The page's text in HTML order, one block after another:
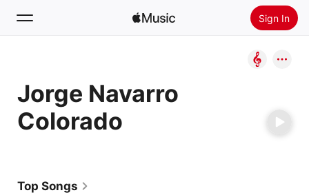
Sign In
Home
New
Jorge Navarro
Colorado
Top Songs